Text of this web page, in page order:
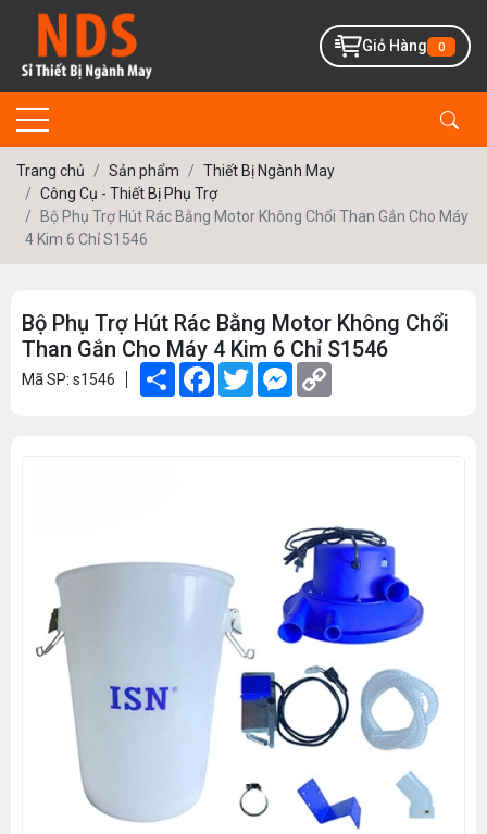
Giỏ Hàng 0
Trang chủ Sản phẩm
Thiết Bị Ngành May
Công Cụ - Thiết Bị Phụ Trợ
Bộ Phụ Trợ Hút Rác Bằng Motor Không Chổi Than Gắn Cho Máy
4 Kim 6 Chỉ S1546
Bộ Phụ Trợ Hút Rác Bằng Motor Không Chổi
Than Gắn Cho Máy 4 Kim 6 Chỉ S1546
Mã SP: s1546 Share Facebook
TwitterMessenger